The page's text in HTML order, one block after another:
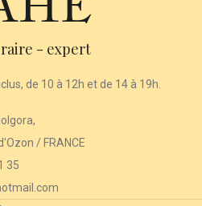
- expert
de 10 à 12h et de 14 à 19h.
/ FRANCE
35